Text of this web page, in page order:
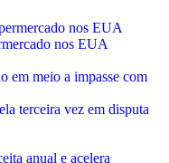
nos EUA
terceira vez em disputa